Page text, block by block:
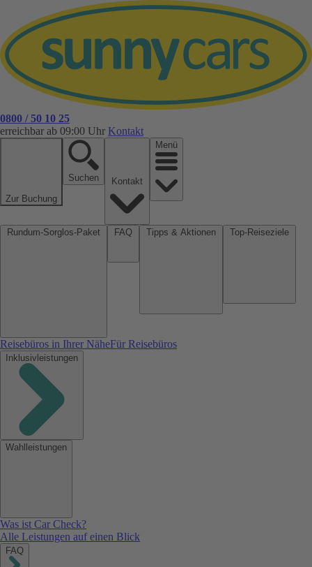
0800 / 50 10 25
erreichbar ab 09:00 Uhr Kontakt
Zur Buchung
Suchen
Menü
Reisebüros in Ihrer NäheFür Reisebüros
Inklusivleistungen
Wahlleistungen
Was ist Car Check?
Alle Leistungen auf einen Blick
FAQ